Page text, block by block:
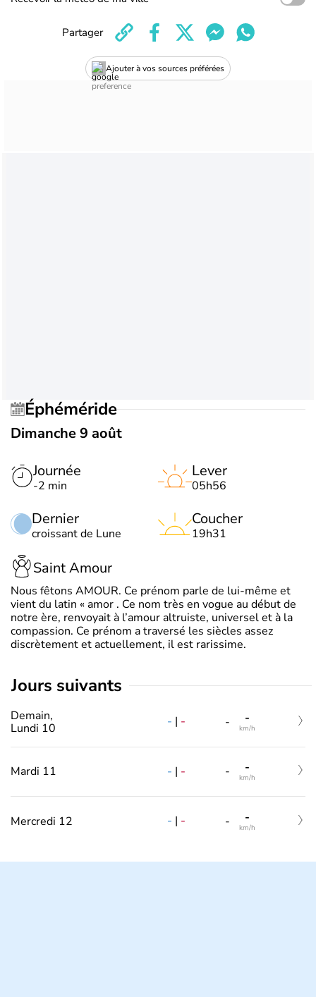
Ajouter à vos sources préférées
Partager
Éphéméride
Dimanche 9 août
Journée
-2 min
Dernier
croissant de Lune
Lever
05h56
Coucher
19h31
Saint Amour
Nous fêtons AMOUR. Ce prénom parle de lui-même et
vient du latin « amor . Ce nom très en vogue au début de
notre ère, renvoyait à l’amour altruiste, universel et à la
compassion. Ce prénom a traversé les siècles assez
discrètement et actuellement, il est rarissime.
jours suivants
Demain,
Lundi 10
- | - - -
km/h
Mardi 11 - | - - -
km/h
Mercredi 12 - | - - -
km/h